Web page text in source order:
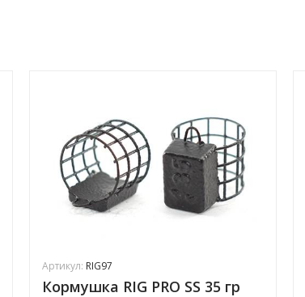
Артикул: RIG97
Кормушка RIG PRO SS 35 гр